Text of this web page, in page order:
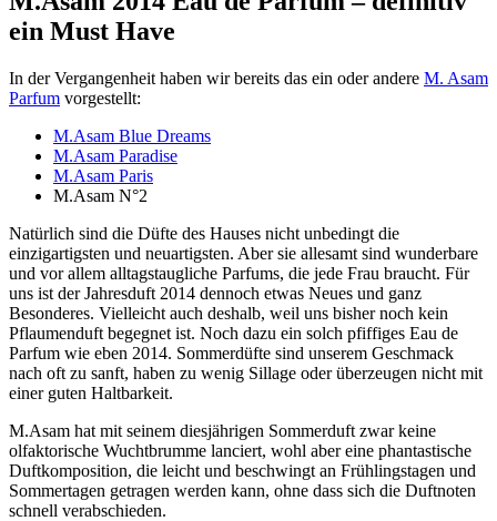
ein Must Have
In der Vergangenheit haben wir bereits das ein oder andere M. Asam
Parfum vorgestellt:
M.Asam Blue Dreams
M.Asam Paradise
M.Asam Paris
M.Asam N°2
Natürlich sind die Düfte des Hauses nicht unbedingt die
einzigartigsten und neuartigsten. Aber sie allesamt sind wunderbare
und vor allem alltagstaugliche Parfums, die jede Frau braucht. Für
uns ist der Jahresduft 2014 dennoch etwas Neues und ganz
Besonderes. Vielleicht auch deshalb, weil uns bisher noch kein
Pflaumenduft begegnet ist. Noch dazu ein solch pfiffiges Eau de
Parfum wie eben 2014. Sommerdüfte sind unserem Geschmack
nach oft zu sanft, haben zu wenig Sillage oder überzeugen nicht mit
einer guten Haltbarkeit.
M.Asam hat mit seinem diesjährigen Sommerduft zwar keine
olfaktorische Wuchtbrumme lanciert, wohl aber eine phantastische
Duftkomposition, die leicht und beschwingt an Frühlingstagen und
Sommertagen getragen werden kann, ohne dass sich die Duftnoten
schnell verabschieden.